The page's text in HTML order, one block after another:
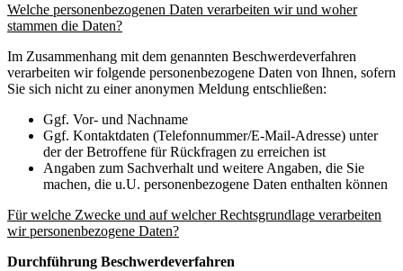
Welche personenbezogenen Daten verarbeiten wir und woher
stammen die Daten?
Im Zusammenhang mit dem genannten Beschwerdeverfahren
verarbeiten wir folgende personenbezogene Daten von Ihnen, sofern
Sie sich nicht zu einer anonymen Meldung entschließen:
Ggf. Vor- und Nachname
Ggf. Kontaktdaten (Telefonnummer/E-Mail-Adresse) unter
der der Betroffene für Rückfragen zu erreichen ist
Angaben zum Sachverhalt und weitere Angaben, die Sie
machen, die u.U. personenbezogene Daten enthalten können
Für welche Zwecke und auf welcher Rechtsgrundlage verarbeiten
wir personenbezogene Daten?
Durchführung Beschwerdeverfahren